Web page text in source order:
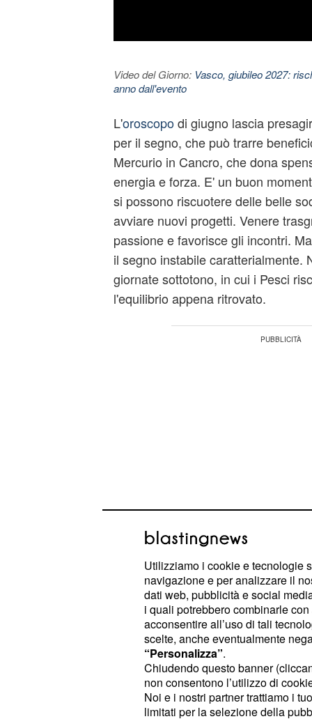
Video del Giorno: Vasco, giubileo 2027:
anno dall'evento
L'oroscopodi giugno lascia
per il segno, che può trarre
Mercurio in Cancro, che dona
energia e forza. E' un buon
si possono riscuotere delle belle
avviare nuovi progetti. Venere
passione e favorisce gli incontri.
il segno instabile caratterialmente.
giornate sottotono, in cui i Pesci
l'equilibrio appena ritrovato.
Particolarmente faticose per i
anche per il fisico, si rivelano le
sabato 13, quando i cambi lunari,
nervosismo. Si recupera dopo il
anche Marte diventa positivo.
l'oroscopo competo del mese di
dei Pesci, con previsioni
salute.
Utilizziamo i cookie e tecnologie
navigazione e per analizzare il
dati web, pubblicità e social
i quali potrebbero combinarle
acconsentire all’uso di tali
scelte, anche eventualmente
“Personalizza”.
Chiudendo questo banner
non consentono l’utilizzo di
Noi e i nostri partner trattiamo i
limitati per la selezione della